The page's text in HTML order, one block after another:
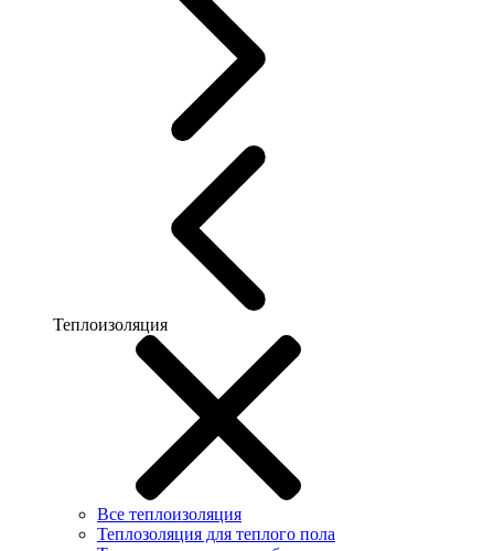
Теплоизоляция
Все теплоизоляция
Теплозоляция для теплого пола